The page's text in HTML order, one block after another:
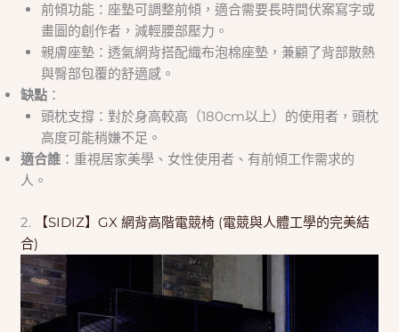
前傾功能：座墊可調整前傾，適合需要長時間伏案寫字或
畫圖的創作者，減輕腰部壓力。
親膚座墊：透氣網背搭配織布泡棉座墊，兼顧了背部散熱
與臀部包覆的舒適感。
缺點 ：
頭枕支撐：對於身高較高（180cm以上）的使用者，頭枕
高度可能稍嫌不足。
適合誰 ：重視居家美學、女性使用者、有前傾工作需求的
人。
2.
【SIDIZ】GX 網背高階電競椅 (電競與人體工學的完美結
合)